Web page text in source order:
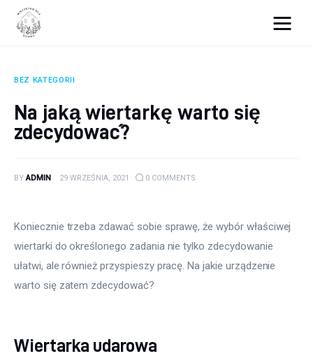
Remont
BEZ KATEGORII
Na jaką wiertarkę warto się
zdecydować?
BY ADMIN 29 WRZEŚNIA, 2021 0 COMMENTS
Koniecznie trzeba zdawać sobie sprawę, że wybór właściwej
wiertarki do określonego zadania nie tylko zdecydowanie
ułatwi, ale również przyspieszy pracę. Na jakie urządzenie
warto się zatem zdecydować?
Wiertarka udarowa